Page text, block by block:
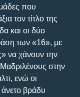
που
τον τίτλο της
και οι δύο
των «16», με
να χάνουν την
στην
ενώ οι
άνετο βράδυ